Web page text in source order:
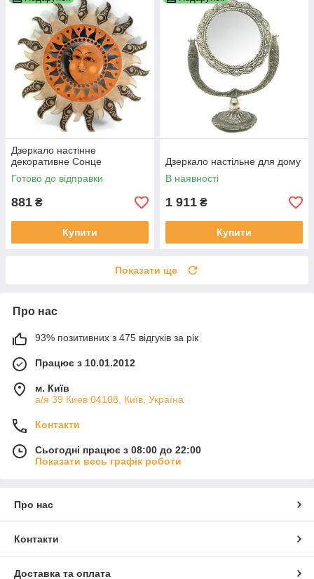
Дзеркало настінне
декоративне Сонце
Готово до відправки
881 ₴
Купити
Дзеркало настільне для дому
В наявності
1 911 ₴
Купити
Показати ще
Про нас
93% позитивних з 475 відгуків за рік
Працює з 10.01.2012
м. Київ
а/я 39 Киев 04108, Київ, Україна
Контакти
Сьогодні працює з 08:00 до 22:00
Показати весь графік роботи
Про нас
Контакти
Доставка та оплата